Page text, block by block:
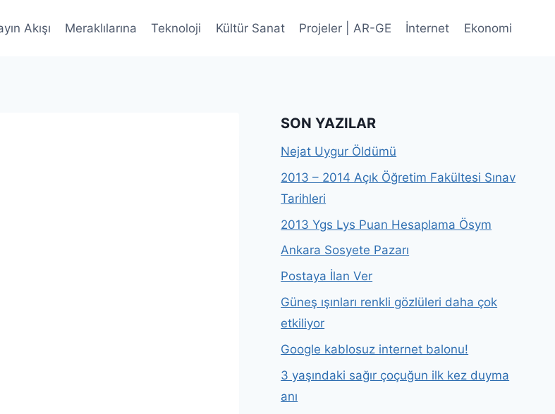
Akışı Meraklılarına Teknoloji Kültür Sanat Projeler | AR-GE İnternet Ekonomi
SON YAZILAR
Nejat Uygur Öldümü
2013 – 2014 Açık Öğretim Fakültesi Sınav
Tarihleri
2013 Ygs Lys Puan Hesaplama Ösym
Ankara Sosyete Pazarı
Postaya İlan Ver
Güneş ışınları renkli gözlüleri daha çok
etkiliyor
Google kablosuz internet balonu!
3 yaşındaki sağır çoçuğun ilk kez duyma
anı